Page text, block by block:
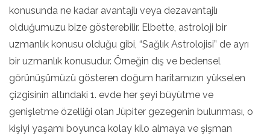
konusunda ne kadar avantajlı veya dezavantajlı
olduğumuzu bize gösterebilir. Elbette, astroloji bir
uzmanlık konusu olduğu gibi, “Sağlık Astrolojisi” de ayrı
bir uzmanlık konusudur. Örneğin dış ve bedensel
görünüşümüzü gösteren doğum haritamızın yükselen
çizgisinin altındaki 1. evde her şeyi büyütme ve
genişletme özelliği olan Jüpiter gezegenin bulunması, o
kişiyi yaşamı boyunca kolay kilo almaya ve şişman